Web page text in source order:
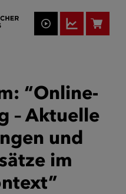
“Online-
– Aktuelle
und
im